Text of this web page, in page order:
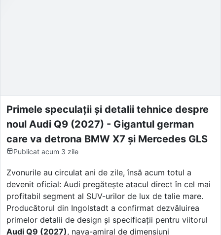
Primele speculații și detalii tehnice despre
noul Audi Q9 (2027) - Gigantul german
care va detrona BMW X7 și Mercedes GLS
Publicat acum 3 zile
Zvonurile au circulat ani de zile, însă acum totul a
devenit oficial: Audi pregătește atacul direct în cel mai
profitabil segment al SUV-urilor de lux de talie mare.
Producătorul din Ingolstadt a confirmat dezvăluirea
primelor detalii de design și specificații pentru viitorul
Audi Q9 (2027), nava-amiral de dimensiuni